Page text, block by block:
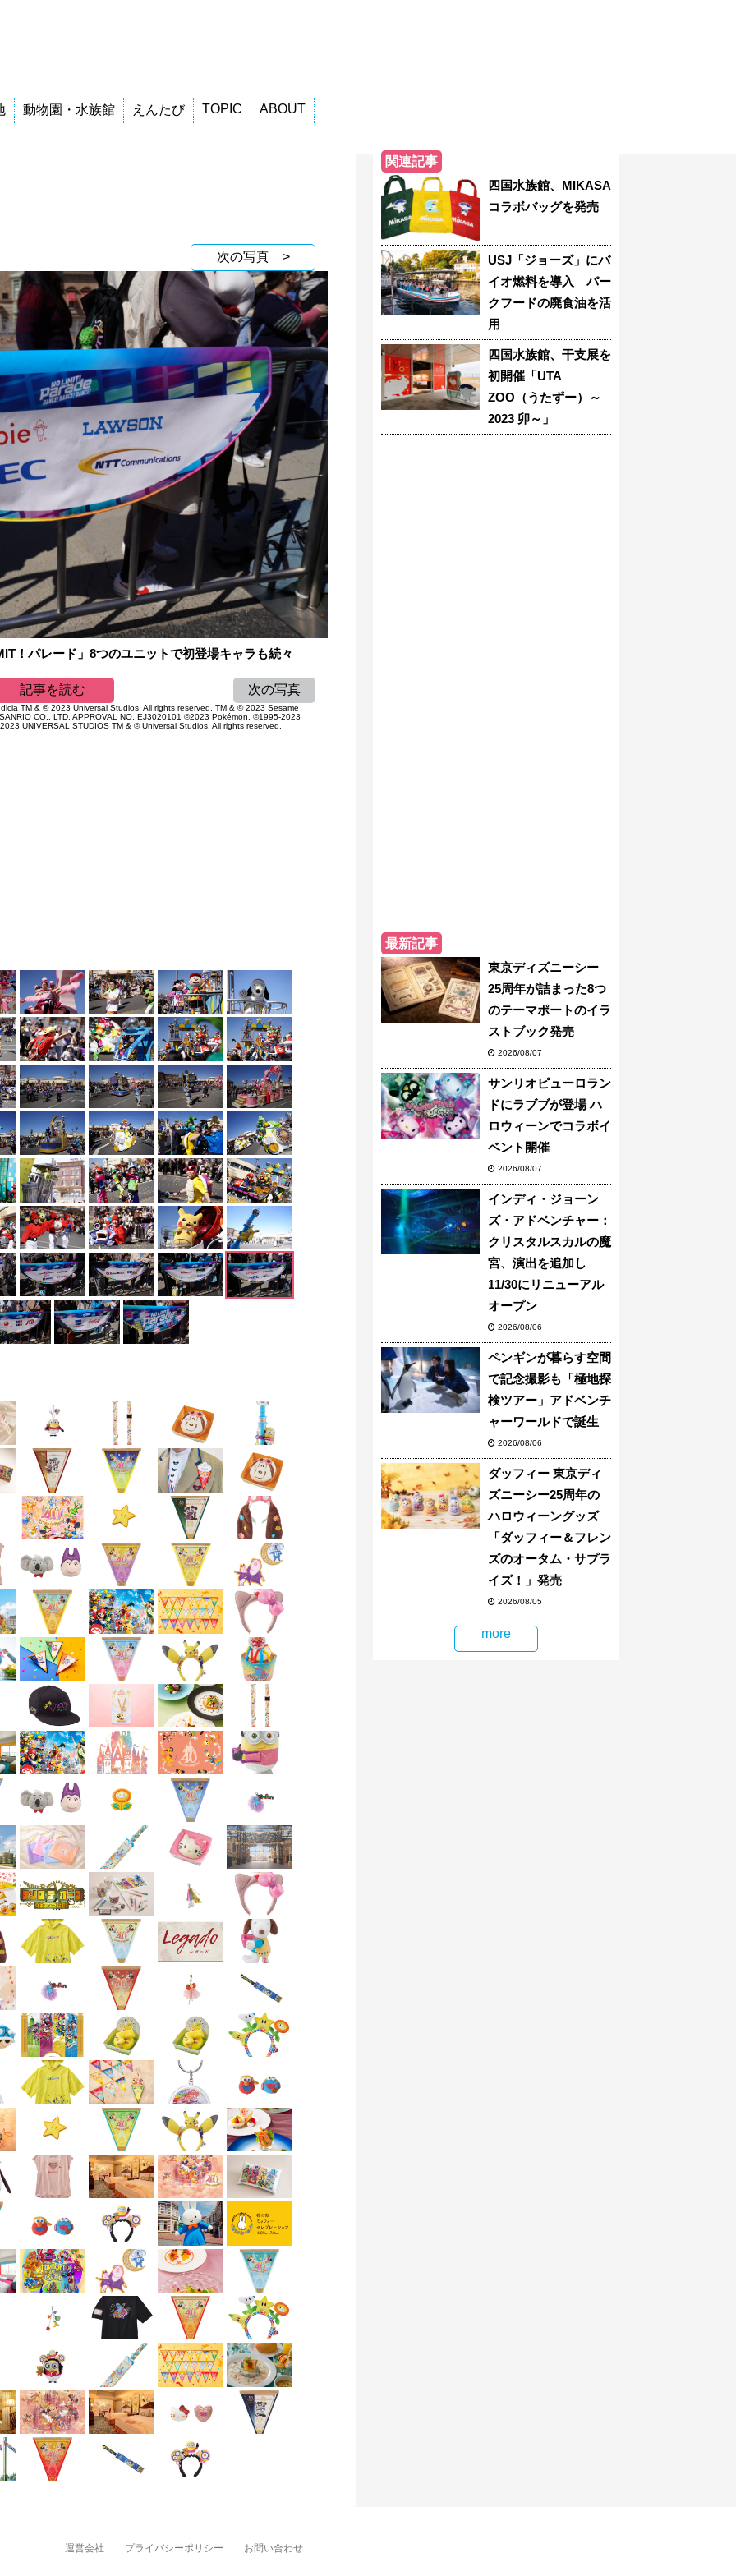
動物園・水族館 えんたび TOPIC ABOUT
次の写真 >
！パレード」8つのユニットで初登場キャラも続々
記事を読む 次の写真
TM & © 2023 Universal Studios. All rights reserved. TM & © 2023 Sesame
CO., LTD. APPROVAL NO. EJ3020101 ©2023 Pokémon. ©1995-2023
UNIVERSAL STUDIOS TM & © Universal Studios. All rights reserved.
関連記事
四国水族館、MIKASA
コラボバッグを発売
USJ「ジョーズ」にバ
イオ燃料を導入 パー
クフードの廃食油を活
用
四国水族館、干支展を
初開催「UTA
ZOO（うたずー）～
2023 卯～」
最新記事
東京ディズニーシー
25周年が詰まった8つ
のテーマポートのイラ
ストブック発売
2026/08/07
サンリオピューロラン
ドにラブブが登場 ハ
ロウィーンでコラボイ
ベント開催
2026/08/07
インディ・ジョーン
ズ・アドベンチャー：
クリスタルスカルの魔
宮、演出を追加し
11/30にリニューアル
オープン
2026/08/06
ペンギンが暮らす空間
で記念撮影も「極地探
検ツアー」アドベンチ
ャーワールドで誕生
2026/08/06
ダッフィー 東京ディ
ズニーシー25周年の
ハロウィーングッズ
「ダッフィー＆フレン
ズのオータム・サプラ
イズ！」発売
2026/08/05
more
運営会社 プライバシーポリシー お問い合わせ